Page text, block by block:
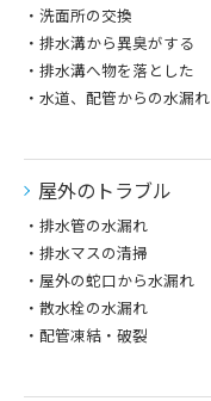
・洗面所の交換
・排水溝から異臭がする
・排水溝へ物を落とした
・水道、配管からの水漏れ
屋外のトラブル
・排水管の水漏れ
・排水マスの清掃
・屋外の蛇口から水漏れ
・散水栓の水漏れ
・配管凍結・破裂